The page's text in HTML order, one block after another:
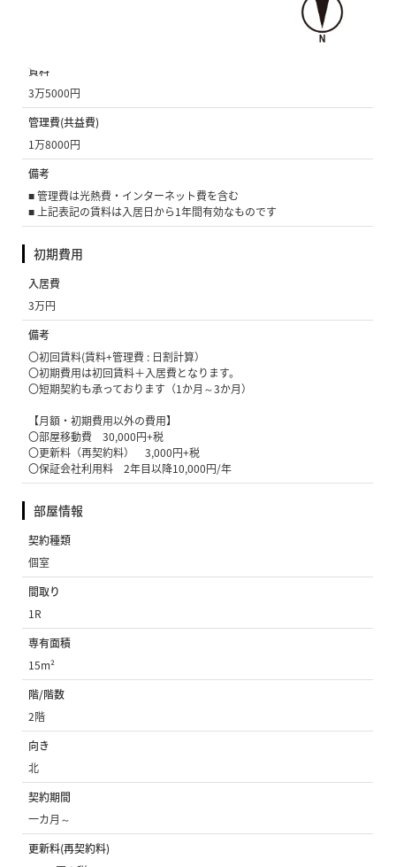
賃料
3万5000円
管理費(共益費)
1万8000円
備考
■ 管理費は光熱費・インターネット費を含む
■ 上記表記の賃料は入居日から1年間有効なものです
初期費用
入居費
3万円
備考
〇初回賃料(賃料+管理費 : 日割計算）
〇初期費用は初回賃料＋入居費となります。
〇短期契約も承っております（1か月～3か月）
【月額・初期費用以外の費用】
〇部屋移動費 30,000円+税
〇更新料（再契約料） 3,000円+税
〇保証会社利用料 2年目以降10,000円/年
部屋情報
契約種類
個室
間取り
1R
専有面積
15m²
階/階数
2階
向き
北
契約期間
一カ月～
更新料(再契約料)